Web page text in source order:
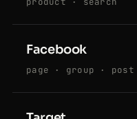
Facebook
page · group · post